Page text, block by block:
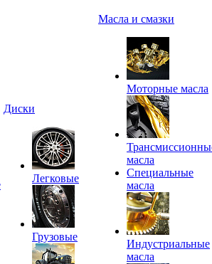
Диски
Легковые
Грузовые
Масла и смазки
Моторные масла
масла
Специальные
масла
Индустриальные
масла